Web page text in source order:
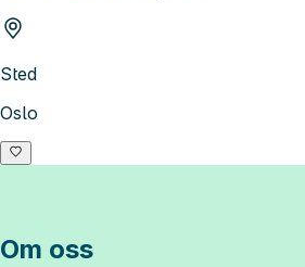
Sted
Oslo
Om oss